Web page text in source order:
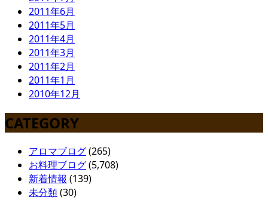
2011年6月
2011年5月
2011年4月
2011年3月
2011年2月
2011年1月
2010年12月
CATEGORY
アロマブログ(265)
お料理ブログ(5,708)
新着情報 (139)
未分類(30)